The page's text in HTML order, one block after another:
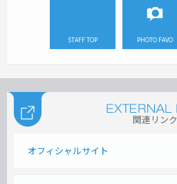
STAFF TOP PHOTO FAVO
関連リンク
オフィシャルサイト